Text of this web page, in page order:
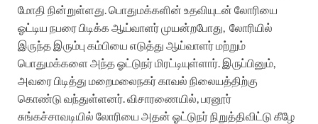
மோதி நின்றுள்ளது. பொதுமக்களின் உதவியுடன் லோரியை
ஓட்டிய நபரை பிடிக்க ஆய்வாளர் முயன்றபோது, லோரியில்
இருந்த இரும்பு கம்பியை எடுத்து ஆய்வாளர்மற்றும்
பொதுமக்களை அந்த ஓட்டுநர் மிரட்டியுள்ளார். இருப்பினும்,
அவரை பிடித்து மறைமலைநகர் காவல் நிலையத்திற்கு
கொண்டு வந்துள்ளனர். விசாரணையில், பரனூர்
சுங்கச்சாவடியில் லோரியை அதன் ஓட்டுநர் நிறுத்திவிட்டு கீழே